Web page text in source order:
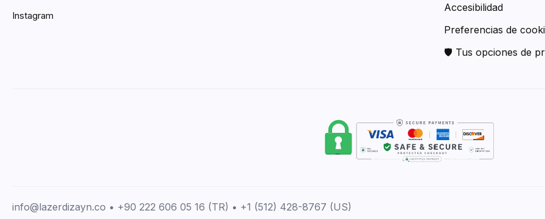
Instagram
Accesibilidad
Preferencias de
🛡 Tus opciones de
info@lazerdizayn.co • +90 222 606 05 16 (TR) • +1 (512) 428-8767 (US)